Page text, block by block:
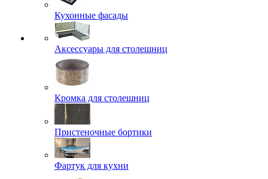
Кухонные фасады
Аксессуары для столешниц
Кромка для столешниц
Пристеночные бортики
Фартук для кухни